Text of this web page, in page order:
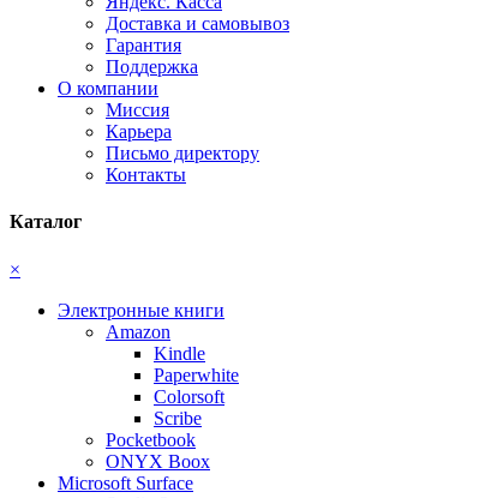
Доставка и самовывоз
Гарантия
Поддержка
О компании
Миссия
Карьера
Письмо директору
Контакты
Каталог
×
Электронные книги
Amazon
Kindle
Paperwhite
Colorsoft
Scribe
Pocketbook
ONYX Boox
Microsoft Surface